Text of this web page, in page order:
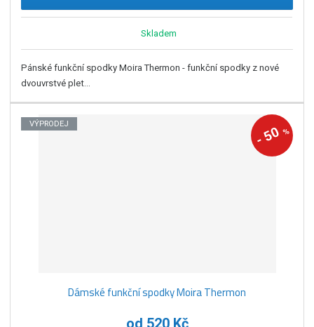
Skladem
Pánské funkční spodky Moira Thermon - funkční spodky z nové
dvouvrstvé plet...
-
50%
VÝPRODEJ
Dámské funkční spodky Moira Thermon
od 520 Kč